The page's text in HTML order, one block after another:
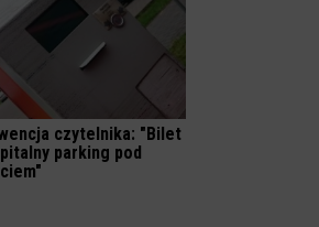
czytelnika: "Bilet
parking pod